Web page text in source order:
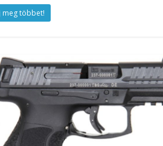
meg többet!